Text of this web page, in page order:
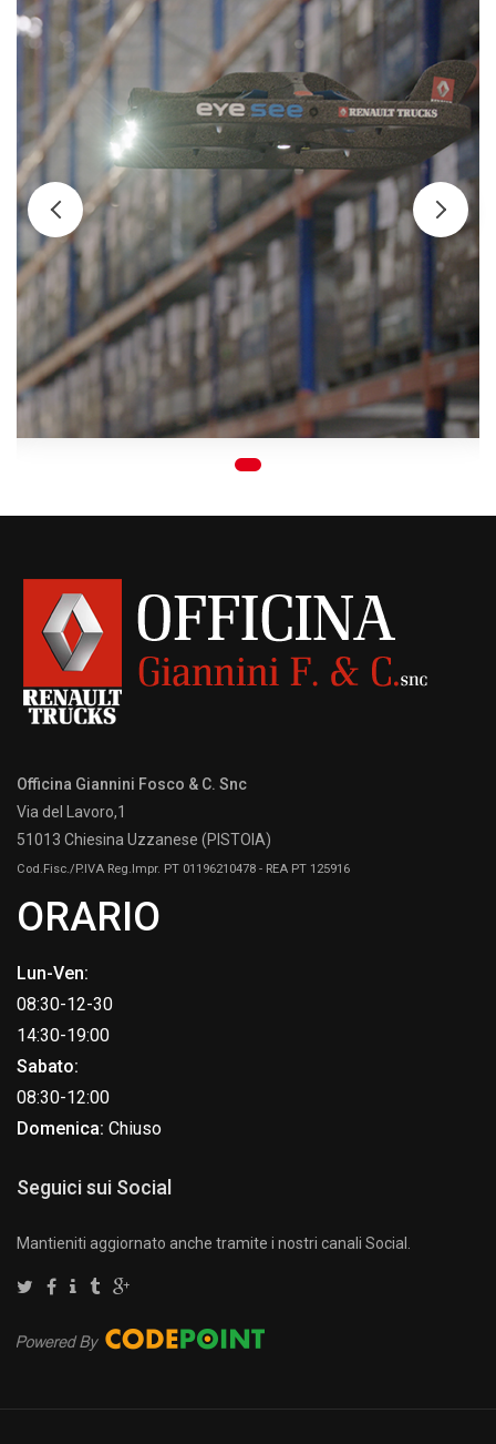
Officina Giannini Fosco & C. Snc
Via del Lavoro,1
51013 Chiesina Uzzanese (PISTOIA)
Cod.Fisc./P.IVA Reg.Impr. PT 01196210478 - REA PT 125916
ORARIO
Lun-Ven:
08:30-12-30
14:30-19:00
Sabato:
08:30-12:00
Domenica: Chiuso
Seguici sui Social
Mantieniti aggiornato anche tramite i nostri canali Social.